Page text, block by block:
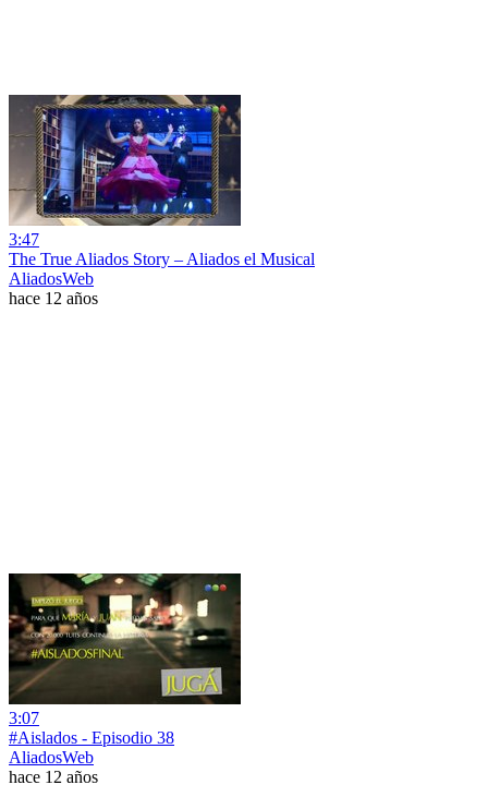
3:47
The True Aliados Story – Aliados el Musical
AliadosWeb
hace 12 años
3:07
#Aislados - Episodio 38
AliadosWeb
hace 12 años